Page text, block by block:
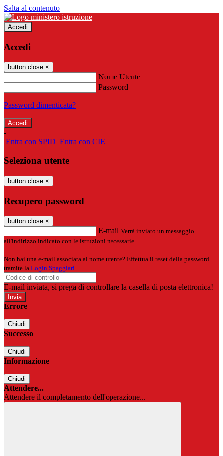
Salta al contenuto
Accedi
Accedi
button close ×
Nome Utente
Password
Password dimenticata?
-
Entra con SPID Entra con CIE
Seleziona utente
button close ×
Recupero password
button close ×
E-mail Verrà inviato un messaggio
all'indirizzo indicato con le istruzioni necessarie.
Non hai una e-mail associata al nome utente? Effettua il reset della password
tramite la Login Spaggiari
E-mail inviata, si prega di controllare la casella di posta elettronica!
Errore
Chiudi
Successo
Chiudi
Informazione
Chiudi
Attendere...
Attendere il completamento dell'operazione...